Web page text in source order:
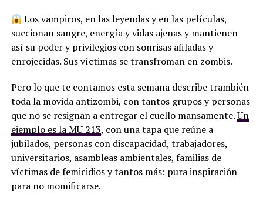
Los vampiros, en las leyendas y en las películas,
succionan sangre, energía y vidas ajenas y mantienen
así su poder y privilegios con sonrisas afiladas y
enrojecidas. Sus víctimas se transfroman en zombis.
Pero lo que te contamos esta semana describe trambién
toda la movida antizombi, con tantos grupos y personas
que no se resignan a entregar el cuello mansamente.Un
ejemplo es la MU 213, con una tapa que reúne a
jubilados, personas con discapacidad, trabajadores,
universitarios, asambleas ambientales, familias de
víctimas de femicidios y tantos más: pura inspiración
para no momificarse.